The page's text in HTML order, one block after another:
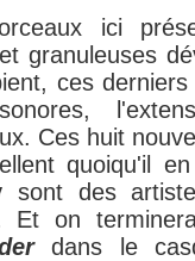
ici
granuleuses
ces
Ces huit
quoiqu'il
sont des
Et on
dans le